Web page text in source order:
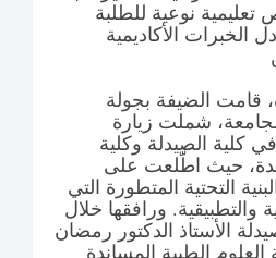
نوعية للطلبة
الخبرات الأكاديمية
قامت الضيفة بجولة
شملت زيارة
كلية الصيدلة وكلية
حيث اطّلعت على
التحتية المتطورة التي
والتطبيقية. ورافقها خلال
الأستاذ الدكتور رمضان
الطبية المساندة